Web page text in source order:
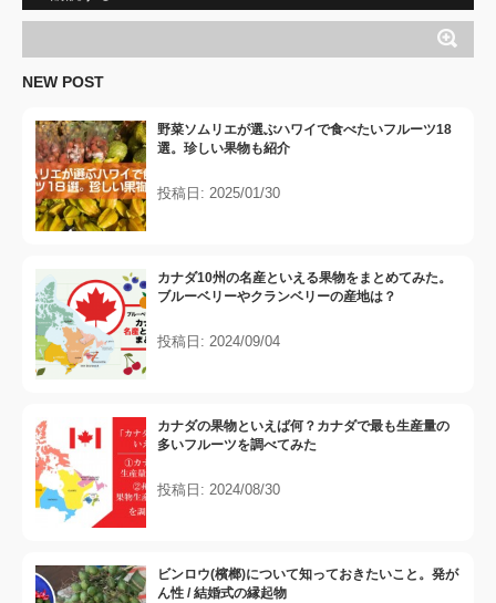
NEW POST
野菜ソムリエが選ぶハワイで食べたいフルーツ18
選。珍しい果物も紹介
投稿日: 2025/01/30
カナダ10州の名産といえる果物をまとめてみた。
ブルーベリーやクランベリーの産地は？
投稿日: 2024/09/04
カナダの果物といえば何？カナダで最も生産量の
多いフルーツを調べてみた
投稿日: 2024/08/30
ビンロウ(檳榔)について知っておきたいこと。発が
ん性 / 結婚式の縁起物